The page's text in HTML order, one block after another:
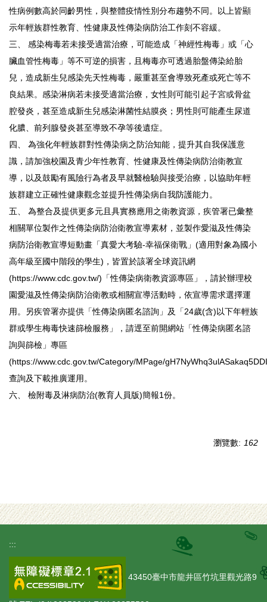
性病例數高於同齡男性，與整體疫情性別分布趨勢不同。以上皆顯
示年輕族群性教育、性健康及性傳染病防治工作刻不容緩。
三、 感染梅毒若未接受適當治療，可能造成「神經性梅毒」或「心
臟血管性梅毒」等不可逆的損害，且梅毒亦可透過胎盤傳染給胎
兒，造成新生兒感染先天性梅毒，嚴重甚至會導致死產或死亡等不
良結果。感染淋病若未接受適當治療，女性則可能引起子宮或骨盆
腔發炎，甚至造成新生兒感染淋菌性結膜炎；男性則可能產生尿道
化膿、前列腺發炎甚至導致不孕等後遺症。
四、 為強化年輕族群對性傳染病之防治知能，提升其自我保護意
識，請加強校園及青少年性教育、性健康及性傳染病防治衛教宣
導，以及鼓勵有風險行為者及早就醫檢驗與接受治療，以協助年輕
族群建立正確性健康觀念並提升性傳染病自我防護能力。
五、 為整合及提供更多元且具實務應用之衛教資源，疾管署已彙整
相關單位製作之性傳染病防治衛教宣導素材，並製作愛滋及性傳染
病防治衛教宣導短動畫「真愛大考驗-幸福保衛戰」(適用對象為國小
高年級至國中階段的學生)，皆置於該署全球資訊網
(https://www.cdc.gov.tw/)「性傳染病衛教資源專區」，請於辦理校
園愛滋及性傳染病防治衛教或相關宣導活動時，依宣導需求選擇運
用。另疾管署亦提供「性傳染病匿名諮詢」及「24歲(含)以下年輕族
群或學生梅毒快速篩檢服務」，請逕至前開網站「性傳染病匿名諮
詢與篩檢」專區
(https://www.cdc.gov.tw/Category/MPage/
查詢及下載推廣運用。
六、 檢附毒及淋病防治(教育人員版)簡報1份。
瀏覽數: 162
:::
43450臺中市龍井區竹坑里觀光路9